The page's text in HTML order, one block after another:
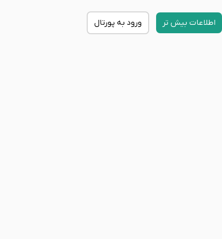
اطلاعات بیش تر ورود به پورتال